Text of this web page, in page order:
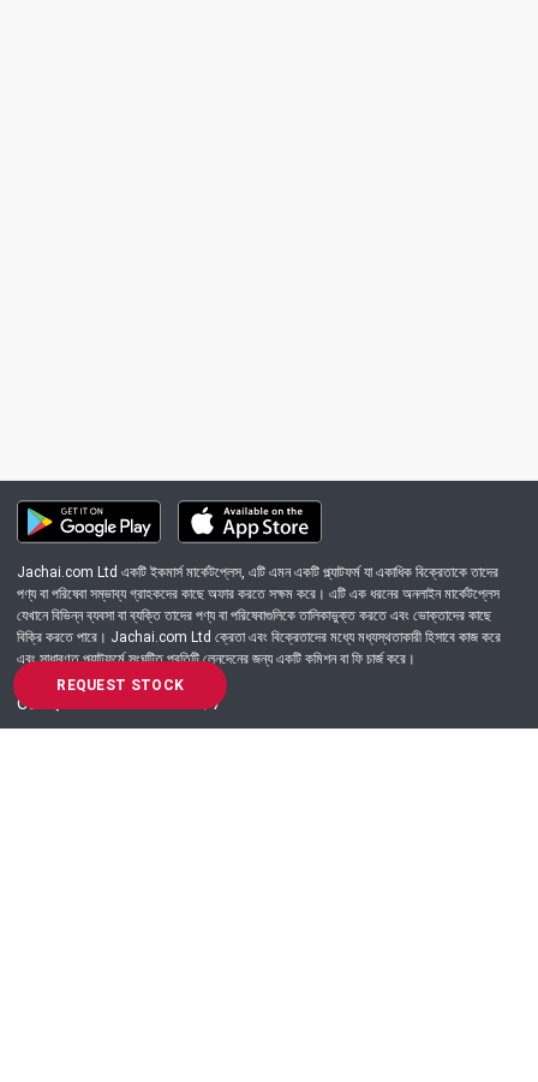
REQUEST STOCK
Jachai.com Ltd একটি ইকমার্স মার্কেটপ্লেস, এটি এমন একটি প্ল্যাটফর্ম যা একাধিক বিক্রেতাকে তাদের
পণ্য বা পরিষেবা সম্ভাব্য গ্রাহকদের কাছে অফার করতে সক্ষম করে। এটি এক ধরনের অনলাইন মার্কেটপ্লেস
যেখানে বিভিন্ন ব্যবসা বা ব্যক্তি তাদের পণ্য বা পরিষেবাগুলিকে তালিকাভুক্ত করতে এবং ভোক্তাদের কাছে
বিক্রি করতে পারে। Jachai.com Ltd ক্রেতা এবং বিক্রেতাদের মধ্যে মধ্যস্থতাকারী হিসাবে কাজ করে
এবং সাধারণত প্ল্যাটফর্মে সংঘটিত প্রতিটি লেনদেনের জন্য একটি কমিশন বা ফি চার্জ করে।
Got Question? Call us 24/7